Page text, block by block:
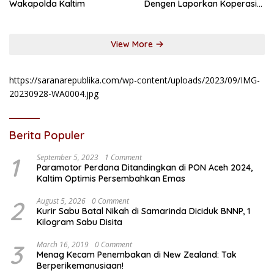
Wakapolda Kaltim
Dengen Laporkan Koperasi
View More
https://saranarepublika.com/wp-content/uploads/2023/09/IMG-
20230928-WA0004.jpg
Berita Populer
1 September 5, 2023 1 Comment
Paramotor Perdana Ditandingkan di PON Aceh 2024,
Kaltim Optimis Persembahkan Emas
2 August 5, 2026 0 Comment
Kurir Sabu Batal Nikah di Samarinda Diciduk BNNP, 1
Kilogram Sabu Disita
3 March 16, 2019 0 Comment
Menag Kecam Penembakan di New Zealand: Tak
Berperikemanusiaan!